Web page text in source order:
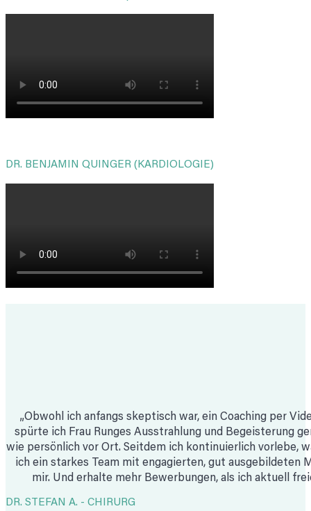
DR. BENJAMIN QUINGER (KARDIOLOGIE)
„Obwohl ich anfangs skeptisch war, ein Coaching per
spürte ich Frau Runges Ausstrahlung und Begeisterung
wie persönlich vor Ort. Seitdem ich kontinuierlich vorlebe,
ich ein starkes Team mit engagierten, gut ausgebildeten
mir. Und erhalte mehr Bewerbungen, als ich aktuell
DR. STEFAN A. - CHIRURG